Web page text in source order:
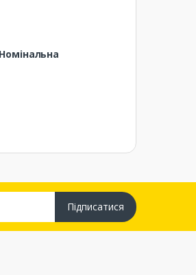
Номінальна
Підписатися